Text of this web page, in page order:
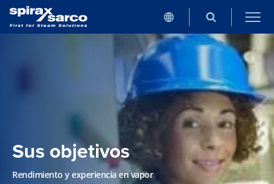
Sus objetivos
Rendimiento y experiencia en vapor